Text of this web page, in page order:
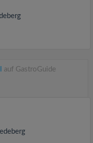
auf GastroGuide